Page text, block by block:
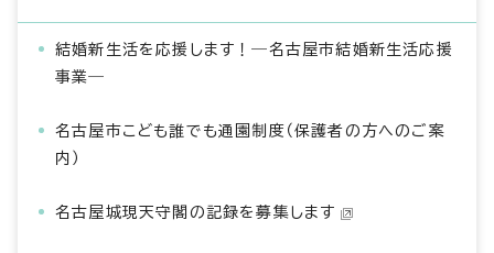
結婚新生活を応援します！―名古屋市結婚新生活応援
事業―
名古屋市こども誰でも通園制度（保護者の方へのご案
内）
名古屋城現天守閣の記録を募集します